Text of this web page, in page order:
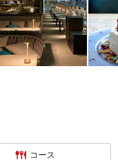
コース